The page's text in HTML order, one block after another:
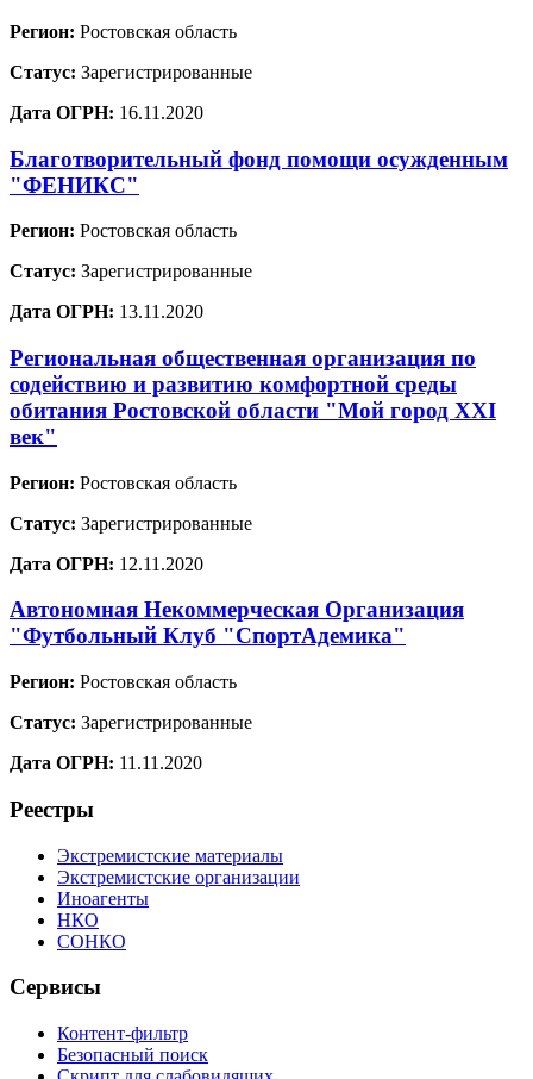
Регион: Ростовская область
Статус: Зарегистрированные
Дата ОГРН: 16.11.2020
Благотворительный фонд помощи осужденным
"ФЕНИКС"
Регион: Ростовская область
Статус: Зарегистрированные
Дата ОГРН: 13.11.2020
Региональная общественная организация по
содействию и развитию комфортной среды
обитания Ростовской области "Мой город XXI
век"
Регион: Ростовская область
Статус: Зарегистрированные
Дата ОГРН: 12.11.2020
Автономная Некоммерческая Организация
"Футбольный Клуб "СпортАдемика"
Регион: Ростовская область
Статус: Зарегистрированные
Дата ОГРН: 11.11.2020
Реестры
Экстремистские материалы
Экстремистские организации
Иноагенты
НКО
СОНКО
Сервисы
Контент-фильтр
Безопасный поиск